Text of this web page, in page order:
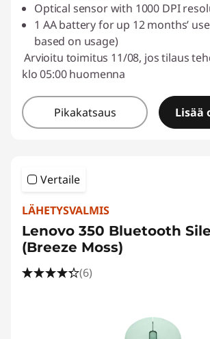
Optical sensor with 1000 DPI
1 AA battery for up 12 months’
based on usage)
Arvioitu toimitus 11/08, jos tilaus
klo 05:00 huomenna
Pikakatsaus Lisää
Vertaile
LÄHETYSVALMIS
Lenovo 350 Bluetooth
(Breeze Moss)
(6)